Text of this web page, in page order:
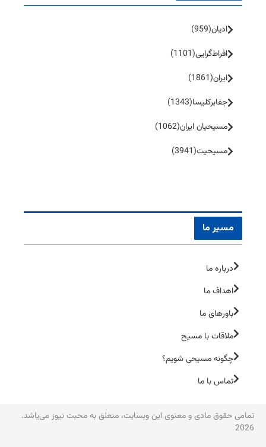
ادیان(959)
افراط‌گرایی(1101)
ایران(1861)
جفا‌بر‌کلیسا(1343)
مسیحیان ایران(1062)
مسیحیت(3941)
مسیر ما
درباره ما
اهداف ما
باورهای ما
ملاقات با مسیح
چگونه مسیحی شویم؟
تماس با ما
تمامی حقوق مادی و معنوی این وبسایت، متعلق به محبت نیوز می‌یاشد.
2026